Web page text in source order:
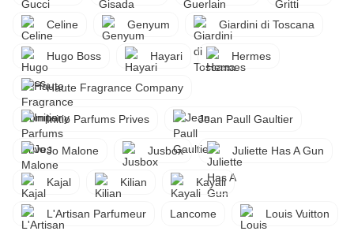
Celine Genyum Giardini di Toscana
Hugo Boss Hayari Hermes
Haute Fragrance Company
Initio Parfums Prives Jean Paull Gaultier
Jo Malone Jusbox Juliette Has A Gun
Kajal Kilian Kayali
L'Artisan Parfumeur Lancome Louis Vuitton